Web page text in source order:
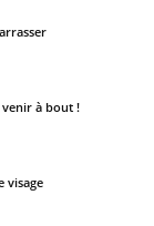
venir à bout !
visage